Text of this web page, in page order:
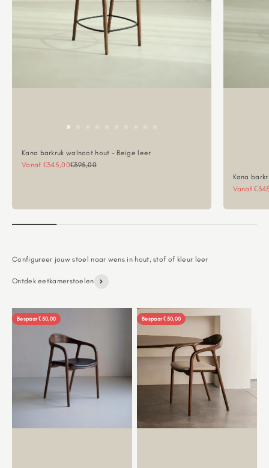
Kana barkruk walnoot hout - Beige leer
Aanbiedingsprijs
Vanaf €345,00Normale prijs
€395,00
Kana
Vanaf
Ontdek eetkamerstoelen
Bespaar €50,00 Bespaar €50,00